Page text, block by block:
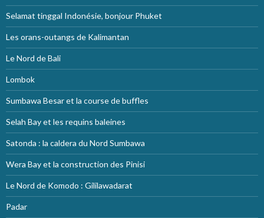
Selamat tinggal Indonésie, bonjour Phuket
Les orans-outangs de Kalimantan
Le Nord de Bali
Lombok
Sumbawa Besar et la course de buffles
Selah Bay et les requins baleines
Satonda : la caldera du Nord Sumbawa
Wera Bay et la construction des Pinisi
Le Nord de Komodo : Gililawadarat
Padar